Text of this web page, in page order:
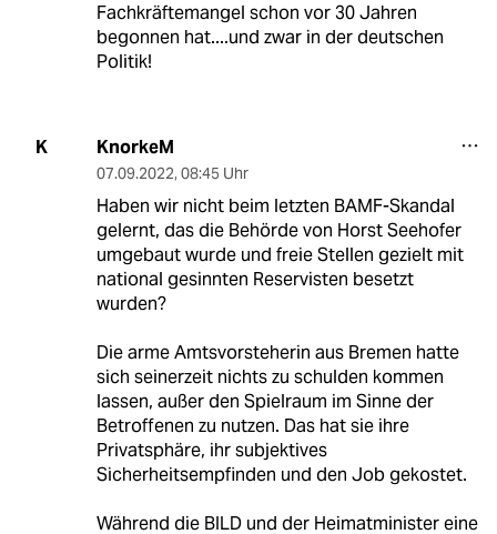
Fachkräftemangel schon vor 30 Jahren
begonnen hat....und zwar in der deutschen
Politik!
K KnorkeM
07.09.2022, 08:45 Uhr
Haben wir nicht beim letzten BAMF-Skandal
gelernt, das die Behörde von Horst Seehofer
umgebaut wurde und freie Stellen gezielt mit
national gesinnten Reservisten besetzt
wurden?
Die arme Amtsvorsteherin aus Bremen hatte
sich seinerzeit nichts zu schulden kommen
lassen, außer den Spielraum im Sinne der
Betroffenen zu nutzen. Das hat sie ihre
Privatsphäre, ihr subjektives
Sicherheitsempfinden und den Job gekostet.
Während die BILD und der Heimatminister eine